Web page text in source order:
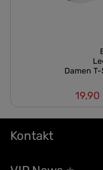
Damen
Kontakt